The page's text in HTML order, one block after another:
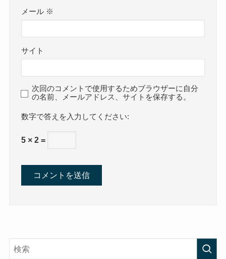
メール ※
サイト
次回のコメントで使用するためブラウザーに自分
の名前、メールアドレス、サイトを保存する。
数字で答えを入力してください:
5 × 2 =